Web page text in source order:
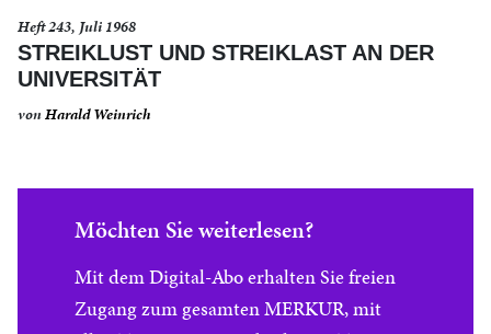
Heft 243, Juli 1968
STREIKLUST UND STREIKLAST AN DER
UNIVERSITÄT
vonHarald Weinrich
Möchten Sie weiterlesen?
Mit dem Digital-Abo erhalten Sie freien
Zugang zum gesamten MERKUR, mit